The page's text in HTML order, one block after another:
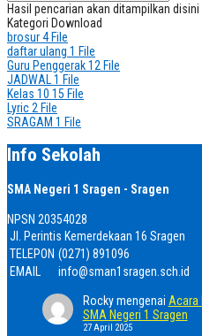
Hasil pencarian akan ditampilkan disini
Kategori Download
brosur4 File
daftar ulang 1 File
Guru Penggerak12 File
JADWAL 1 File
Kelas 10 15 File
Lyric2 File
SRAGAM 1 File
Info Sekolah
SMA Negeri 1 Sragen - Sragen
NPSN 20354028
Jl. Perintis Kemerdekaan 16 Sragen
TELEPON (0271) 891096
EMAIL
info@sman1sragen.sch.id
Rockymengenai Acara
SMA Negeri 1 Sragen
27 April 2025